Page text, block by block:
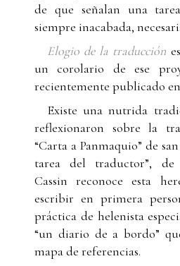
de que señalan una
siempre inacabada,
Elogio de la traducción
un corolario de ese
recientemente publicado
Existe una nutrida
reflexionaron sobre la
“Carta a Panmaquio” de
tarea del traductor”, de
Cassin reconoce esta
escribir en primera
práctica de helenista
“un diario de a bordo”
mapa de referencias.